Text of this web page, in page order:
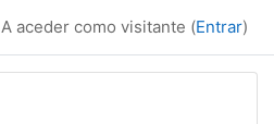
A aceder como visitante (Entrar)